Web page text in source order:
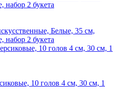
Белые, 35 см,
набор 2 букета
10 голов 4 см, 30 см, 1